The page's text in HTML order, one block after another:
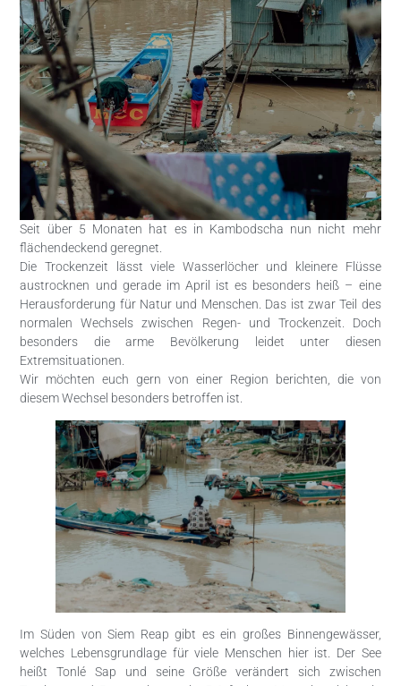
Seit über 5 Monaten hat es in Kambodscha nun nicht mehr
flächendeckend geregnet.
Die Trockenzeit lässt viele Wasserlöcher und kleinere Flüsse
austrocknen und gerade im April ist es besonders heiß – eine
Herausforderung für Natur und Menschen. Das ist zwar Teil des
normalen Wechsels zwischen Regen- und Trockenzeit. Doch
besonders die arme Bevölkerung leidet unter diesen
Extremsituationen.
Wir möchten euch gern von einer Region berichten, die von
diesem Wechsel besonders betroffen ist.
Im Süden von Siem Reap gibt es ein großes Binnengewässer,
welches Lebensgrundlage für viele Menschen hier ist. Der See
heißt Tonlé Sap und seine Größe verändert sich zwischen